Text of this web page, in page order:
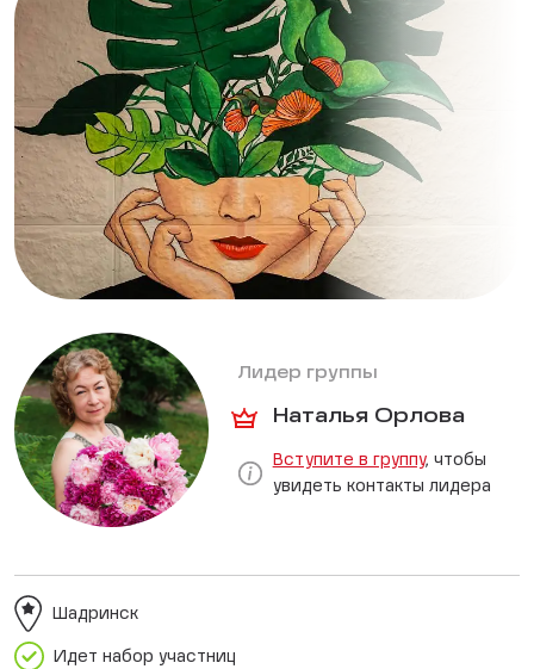
Лидер группы
Наталья Орлова
Вступите в группу, чтобы
увидеть контакты лидера
Идет набор участниц
Шадринск